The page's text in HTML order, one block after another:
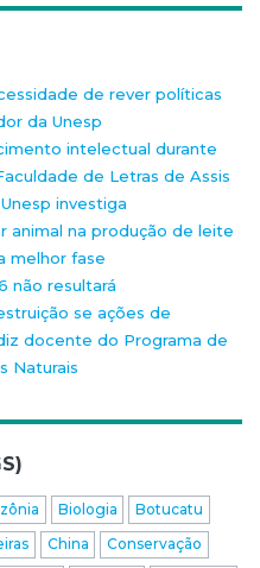
de rever políticas
da Unesp
intelectual durante
de Letras de Assis
investiga
animal na produção de leite
melhor fase
não resultará
se ações de
docente do Programa de
Naturais
Biologia
Botucatu
China
Conservação